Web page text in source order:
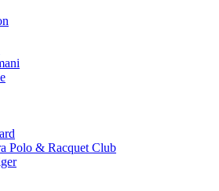
Polo & Racquet Club